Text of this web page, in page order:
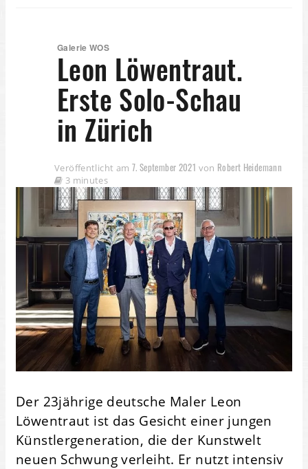
Galerie WOS
Leon Löwentraut.
Erste Solo-Schau
in Zürich
Veröffentlicht am 7. September 2021 von Robert Heidemann
3 minutes
Der 23jährige deutsche Maler Leon
Löwentraut ist das Gesicht einer jungen
Künstlergeneration, die der Kunstwelt
neuen Schwung verleiht. Er nutzt intensiv